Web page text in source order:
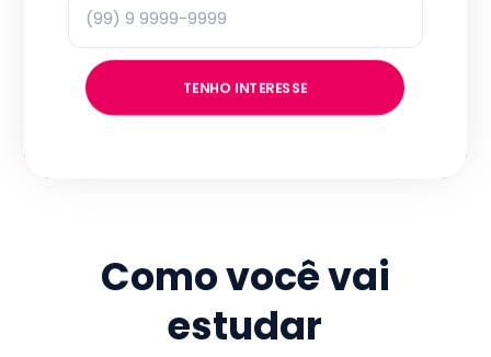
TENHO INTERESSE
Como você vai
estudar